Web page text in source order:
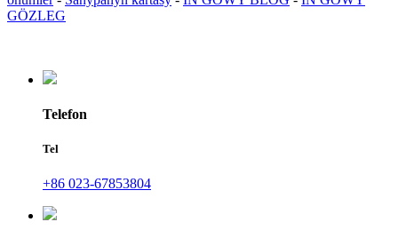
GÖZLEG
Telefon
Tel
+86 023-67853804